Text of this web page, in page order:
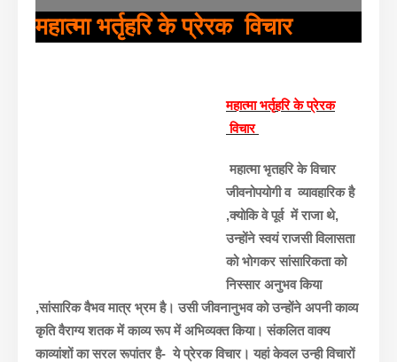
महात्मा भर्तृहरि के प्रेरक विचार
महात्मा भर्तृहरि के प्रेरक
विचार
महात्मा भृतहरि के विचार
जीवनोपयोगी व व्यावहारिक है
,क्योकि वे पूर्व में राजा थे,
उन्होंने स्वयं राजसी विलासता
को भोगकर सांसारिकता को
निस्सार अनुभव किया
,सांसारिक वैभव मात्र भ्रम है। उसी जीवनानुभव को उन्होंने अपनी काव्य
कृति वैराग्य शतक में काव्यरूप में अभिव्यक्त किया। संकलित वाक्य
काव्यांशों का सरल रूपांतर है- ये प्रेरक विचार। यहां केवल उन्ही विचारों